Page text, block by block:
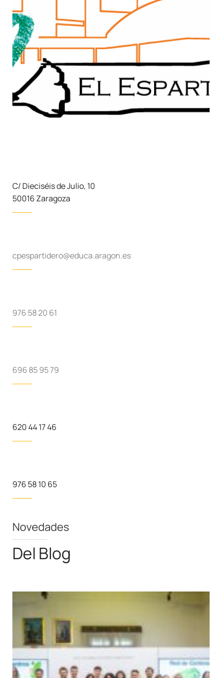
C/ Dieciséis de Julio, 10
50016 Zaragoza
cpespartidero@educa.aragon.es
976 58 20 61
696 85 95 79
620 44 17 46
976 58 10 65
Novedades
Del Blog